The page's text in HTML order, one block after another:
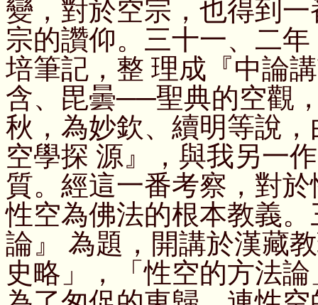
變，對於空宗，也得到
宗的讚仰。三十一、二
培筆記，整 理成『中論
含、毘曇──聖典的空觀
秋，為妙欽、續明等說
空學探 源』，與我另一
質。經這一番考察，對
性空為佛法的根本教義
論』 為題，開講於漢藏
史略」，「性空的方法